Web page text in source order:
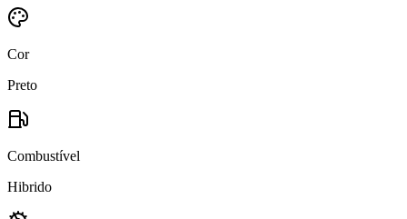
Cor
Preto
Combustível
Hibrido